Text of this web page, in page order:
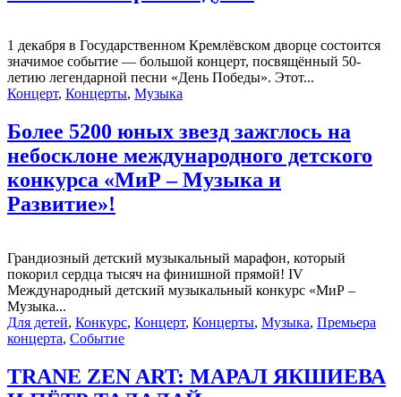
1 декабря в Государственном Кремлёвском дворце состоится
значимое событие — большой концерт, посвящённый 50-
летию легендарной песни «День Победы». Этот...
Концерт, Концерты, Музыка
Более 5200 юных звезд зажглось на
небосклоне международного детского
конкурса «МиР – Музыка и
Развитие»!
Грандиозный детский музыкальный марафон, который
покорил сердца тысяч на финишной прямой! IV
Международный детский музыкальный конкурс «МиР –
Музыка...
Для детей, Конкурс, Концерт, Концерты, Музыка, Премьера
концерта, Событие
TRANE ZEN ART: МАРАЛ ЯКШИЕВА